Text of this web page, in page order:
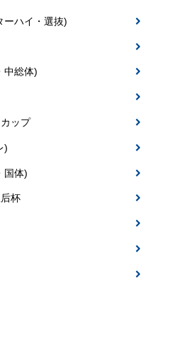
ーハイ・選抜)
中総体)
ップ
)
国体)
杯